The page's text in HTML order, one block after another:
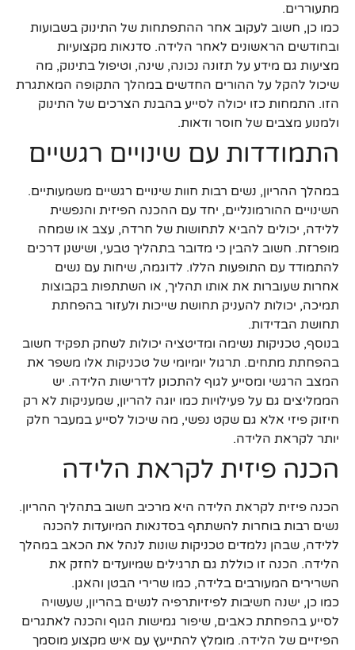
מתעוררים.
כמו כן, חשוב לעקוב אחר ההתפתחות של התינוק בשבועות
ובחודשים הראשונים לאחר הלידה. סדנאות מקצועיות
מציעות גם מידע על תזונה נכונה, שינה, וטיפול בתינוק, מה
שיכול להקל על ההורים החדשים במהלך התקופה המאתגרת
הזו. התמחות כזו יכולה לסייע בהבנת הצרכים של התינוק
ולמנוע מצבים של חוסר ודאות.
התמודדות עם שינויים רגשיים
במהלך ההריון, נשים רבות חוות שינויים רגשיים משמעותיים.
השינויים ההורמונליים, יחד עם ההכנה הפיזית והנפשית
ללידה, יכולים להביא לתחושות של חרדה, עצב או שמחה
מופרזת. חשוב להבין כי מדובר בתהליך טבעי, ושישנן דרכים
להתמודד עם התופעות הללו. לדוגמה, שיחות עם נשים
אחרות שעוברות את אותו תהליך, או השתתפות בקבוצות
תמיכה, יכולות להעניק תחושת שייכות ולעזור בהפחתת
תחושת הבדידות.
בנוסף, טכניקות נשימה ומדיטציה יכולות לשחק תפקיד חשוב
בהפחתת מתחים. תרגול יומיומי של טכניקות אלו משפר את
המצב הרגשי ומסייע לגוף להתכונן לדרישות הלידה. יש
הממליצים גם על פעילויות כמו יוגה להריון, שמעניקות לא רק
חיזוק פיזי אלא גם שקט נפשי, מה שיכול לסייע במעבר חלק
יותר לקראת הלידה.
הכנה פיזית לקראת הלידה
הכנה פיזית לקראת הלידה היא מרכיב חשוב בתהליך ההריון.
נשים רבות בוחרות להשתתף בסדנאות המיועדות להכנה
ללידה, שבהן נלמדים טכניקות שונות לנהל את הכאב במהלך
הלידה. הכנה זו כוללת גם תרגילים שמיועדים לחזק את
השרירים המעורבים בלידה, כמו שרירי הבטן והאגן.
כמו כן, ישנה חשיבות לפיזיותרפיה לנשים בהריון, שעשויה
לסייע בהפחתת כאבים, שיפור גמישות הגוף והכנה לאתגרים
הפיזיים של הלידה. מומלץ להתייעץ עם איש מקצוע מוסמך